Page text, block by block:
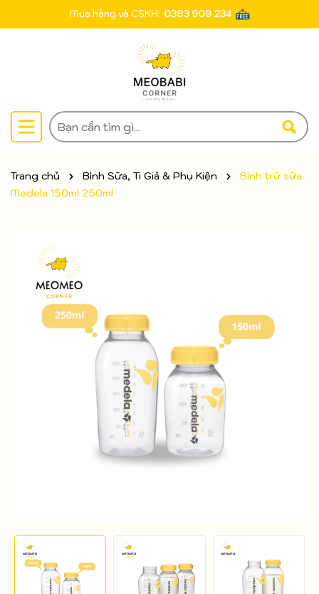
Mua hàng và CSKH: 0383 909 234
Trang chủ Bình Sữa, Ti Giả & Phụ Kiện
Bình trữ sữa
Medela 150ml 250ml